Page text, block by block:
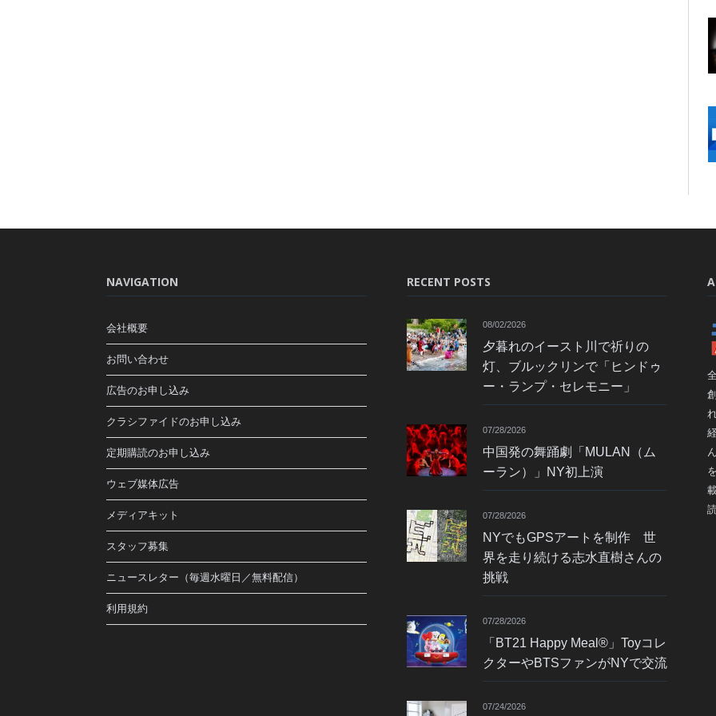
NAVIGATION
会社概要
お問い合わせ
広告のお申し込み
クラシファイドのお申し込み
定期購読のお申し込み
ウェブ媒体広告
メディアキット
スタッフ募集
ニュースレター（毎週水曜日／無料配信）
利用規約
RECENT POSTS
08/02/2026
夕暮れのイースト川で祈りの
灯、ブルックリンで「ヒンドゥ
ー・ランプ・セレモニー」
07/28/2026
中国発の舞踊劇「MULAN（ム
ーラン）」NY初上演
07/28/2026
NYでもGPSアートを制作 世
界を走り続ける志水直樹さんの
挑戦
07/28/2026
「BT21 Happy Meal®」Toyコレ
クターやBTSファンがNYで交流
07/24/2026